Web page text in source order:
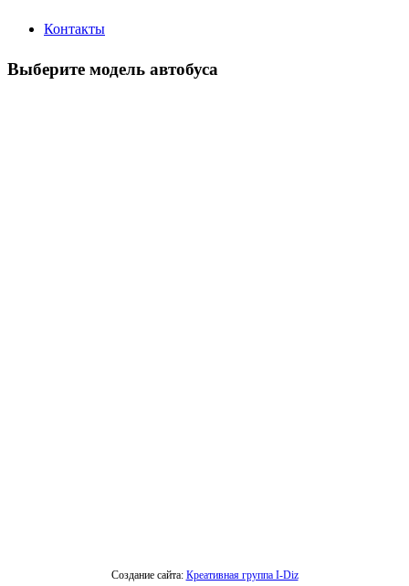
Контакты
Выберите модель автобуса
Создание сайта: Креативная группа I-Diz